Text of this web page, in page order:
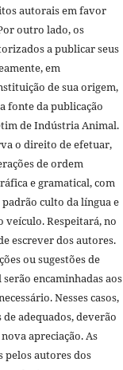
autorais em favor
outro lado, os
a publicar seus
em
de sua origem,
fonte da publicação
de Indústria Animal.
o direito de efetuar,
de ordem
e gramatical, com
culto da língua e
veículo. Respeitará, no
escrever dos autores.
ou sugestões de
encaminhadas aos
Nesses casos,
adequados, deverão
apreciação. As
pelos autores dos